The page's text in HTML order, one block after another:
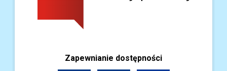
Zapewnianie dostępności